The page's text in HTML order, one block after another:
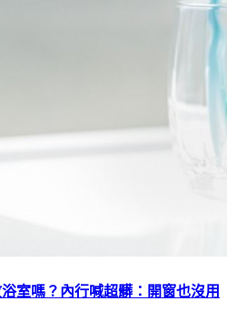
室嗎？內行喊超髒：開窗也沒用